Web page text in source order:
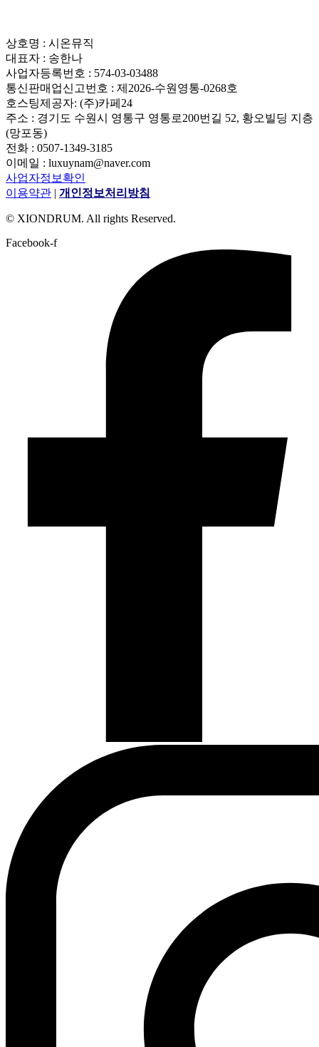
상호명 : 시온뮤직
대표자 : 송한나
사업자등록번호 : 574-03-03488
통신판매업신고번호 : 제2026-수원영통-0268호
호스팅제공자: (주)카페24
주소 : 경기도 수원시 영통구 영통로200번길 52, 황오빌딩 지층
(망포동)
전화 : 0507-1349-3185
이메일 : luxuynam@naver.com
사업자정보확인
이용약관 | 개인정보처리방침
© XIONDRUM. All rights Reserved.
Facebook-f